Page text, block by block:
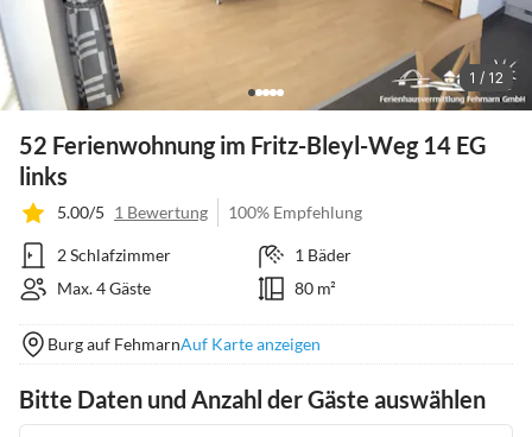
1 / 12
52 Ferienwohnung im Fritz-Bleyl-Weg 14 EG
links
5.00/5 1 Bewertung 100% Empfehlung
2 Schlafzimmer
1 Bäder
Max. 4 Gäste
80 m²
Burg auf FehmarnAuf Karte anzeigen
Bitte Daten und Anzahl der Gäste auswählen